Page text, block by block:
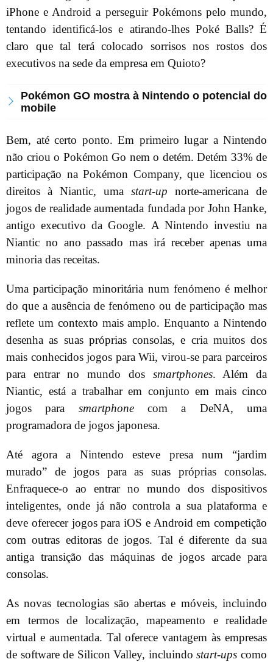
iPhone e Android a perseguir Pokémons pelo mundo,
tentando identificá-los e atirando-lhes Poké Balls? É
claro que tal terá colocado sorrisos nos rostos dos
executivos na sede da empresa em Quioto?
Pokémon GO mostra à Nintendo o potencial do
mobile
Bem, até certo ponto. Em primeiro lugar a Nintendo
não criou o Pokémon Go nem o detém. Detém 33% de
participação na Pokémon Company, que licenciou os
direitos à Niantic, uma start-up norte-americana de
jogos de realidade aumentada fundada por John Hanke,
antigo executivo da Google. A Nintendo investiu na
Niantic no ano passado mas irá receber apenas uma
minoria das receitas.
Uma participação minoritária num fenómeno é melhor
do que a ausência de fenómeno ou de participação mas
reflete um contexto mais amplo. Enquanto a Nintendo
desenha as suas próprias consolas, e cria muitos dos
mais conhecidos jogos para Wii, virou-se para parceiros
para entrar no mundo dos smartphones. Além da
Niantic, está a trabalhar em conjunto em mais cinco
jogos para smartphonecom a DeNA, uma
programadora de jogos japonesa.
Até agora a Nintendo esteve presa num “jardim
murado” de jogos para as suas próprias consolas.
Enfraquece-o ao entrar no mundo dos dispositivos
inteligentes, onde já não controla a sua plataforma e
deve oferecer jogos para iOS e Android em competição
com outras editoras de jogos. Tal é diferente da sua
antiga transição das máquinas de jogos arcade para
consolas.
As novas tecnologias são abertas e móveis, incluindo
em termos de localização, mapeamento e realidade
virtual e aumentada. Tal oferece vantagem às empresas
de software de Silicon Valley, incluindostart-ups como